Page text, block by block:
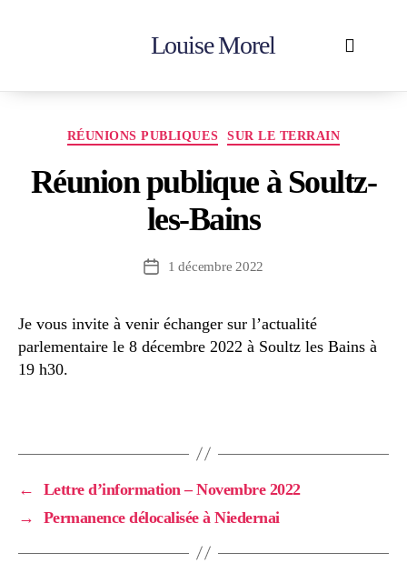
Louise Morel
RÉUNIONS PUBLIQUES SUR LE TERRAIN
Réunion publique à Soultz-
les-Bains
1 décembre 2022
Je vous invite à venir échanger sur l’actualité
parlementaire le 8 décembre 2022 à Soultz les Bains à
19 h30.
←
Lettre d’information – Novembre 2022
→
Permanence délocalisée à Niedernai